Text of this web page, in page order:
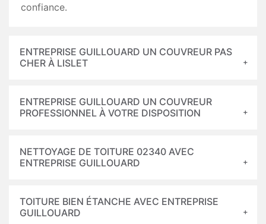
confiance.
ENTREPRISE GUILLOUARD UN COUVREUR PAS
CHER À LISLET
ENTREPRISE GUILLOUARD UN COUVREUR
PROFESSIONNEL À VOTRE DISPOSITION
NETTOYAGE DE TOITURE 02340 AVEC
ENTREPRISE GUILLOUARD
TOITURE BIEN ÉTANCHE AVEC ENTREPRISE
GUILLOUARD